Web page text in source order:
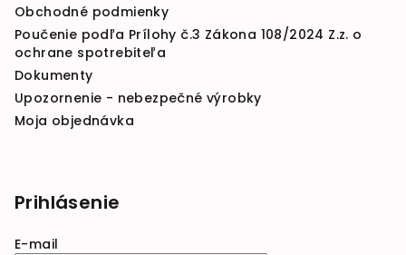
Obchodné podmienky
Poučenie podľa Prílohy č.3 Zákona 108/2024 Z.z. o
ochrane spotrebiteľa
Dokumenty
Upozornenie - nebezpečné výrobky
Moja objednávka
Prihlásenie
E-mail